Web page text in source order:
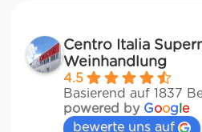
Centro Italia
Weinhandlung
4.5
Basierend auf 1837
powered by Google
bewerte uns auf